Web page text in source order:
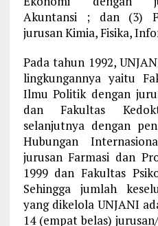
Akuntansi ; dan (3)
jurusan Kimia, Fisika,
Pada tahun 1992,
lingkungannya yaitu
Ilmu Politik dengan
dan Fakultas
selanjutnya dengan
Hubungan
jurusan Farmasi dan
1999 dan Fakultas
Sehingga jumlah
yang dikelola UNJANI
14 (empat belas)